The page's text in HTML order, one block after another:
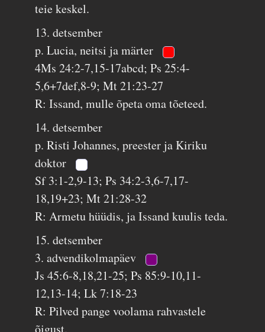
teie keskel.
13. detsember
p. Lucia, neitsi ja märter
4Ms 24:2-7,15-17abcd; Ps 25:4-
5,6+7def,8-9; Mt 21:23-27
R: Issand, mulle õpeta oma tõeteed.
14. detsember
p. Risti Johannes, preester ja Kiriku
doktor
Sf 3:1-2,9-13; Ps 34:2-3,6-7,17-
18,19+23; Mt 21:28-32
R: Armetu hüüdis, ja Issand kuulis teda.
15. detsember
3. advendikolmapäev
Js 45:6-8,18,21-25; Ps 85:9-10,11-
12,13-14; Lk 7:18-23
R: Pilved pange voolama rahvastele
õigust.